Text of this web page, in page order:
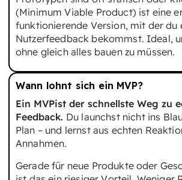
(Minimum Viable Product) ist eine
funktionierende Version, mit der du
Nutzerfeedback bekommst. Ideal,
ohne gleich alles bauen zu müssen.
Wann lohnt sich ein MVP?
Ein MVPist der schnellste Weg zu
Feedback. Du launchst nicht ins
Plan – und lernst aus echten
Annahmen.
Gerade für neue Produkte oder